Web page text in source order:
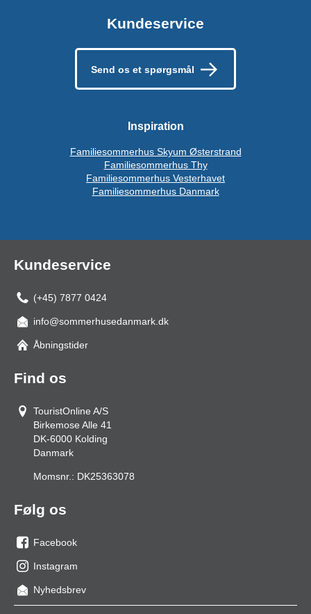
Kundeservice
Send os et spørgsmål
Inspiration
Familiesommerhus Skyum Østerstrand
Familiesommerhus Thy
Familiesommerhus Vesterhavet
Familiesommerhus Danmark
Kundeservice
(+45) 7877 0424
info@sommerhusedanmark.dk
Åbningstider
Find os
TouristOnline A/S
Birkemose Alle 41
DK-6000 Kolding
Danmark
Momsnr.: DK25363078
Følg os
os
på
facebook
Facebook
os
på
Instagram
Nyhedsbrev